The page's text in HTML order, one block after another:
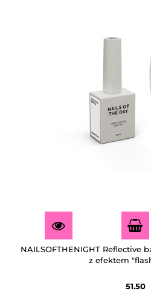
NAILSOFTHENIGHT Reflective
z efektem
51.50